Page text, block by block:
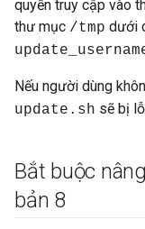
quyền truy cập vào
thư mục /tmp dưới
Nếu người dùng
update.sh sẽ bị
Bắt buộc
bản 8